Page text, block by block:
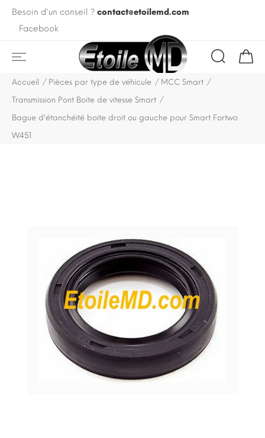
Besoin d'un conseil ? contact@etoilemd.com
Facebook
Accueil Pièces par type de véhicule
MCC Smart
Transmission Pont Boite de vitesse Smart
Bague d'étanchéité boite droit ou gauche pour Smart Fortwo
W451